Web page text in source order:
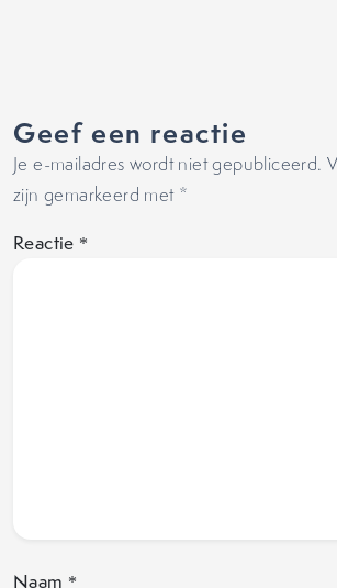
Geef een reactie
Je e-mailadres wordt niet gepubliceerd.
zijn gemarkeerd met *
Reactie *
Naam *